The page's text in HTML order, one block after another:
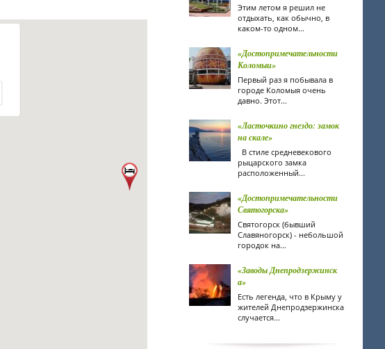
Этим летом я решил не
отдыхать, как обычно, в
каком-то одном...
«Достопримечательности
Коломыи»
Первый раз я побывала в
городе Коломыя очень
давно. Этот...
«Ласточкино гнездо: замок
на скале»
В стиле средневекового
рыцарского замка
расположенный...
«Достопримечательности
Святогорска»
Святогорск (бывший
Славяногорск) - небольшой
городок на...
«Заводы Днепродзержинск
а»
Есть легенда, что в Крыму у
жителей Днепродзержинска
случается...